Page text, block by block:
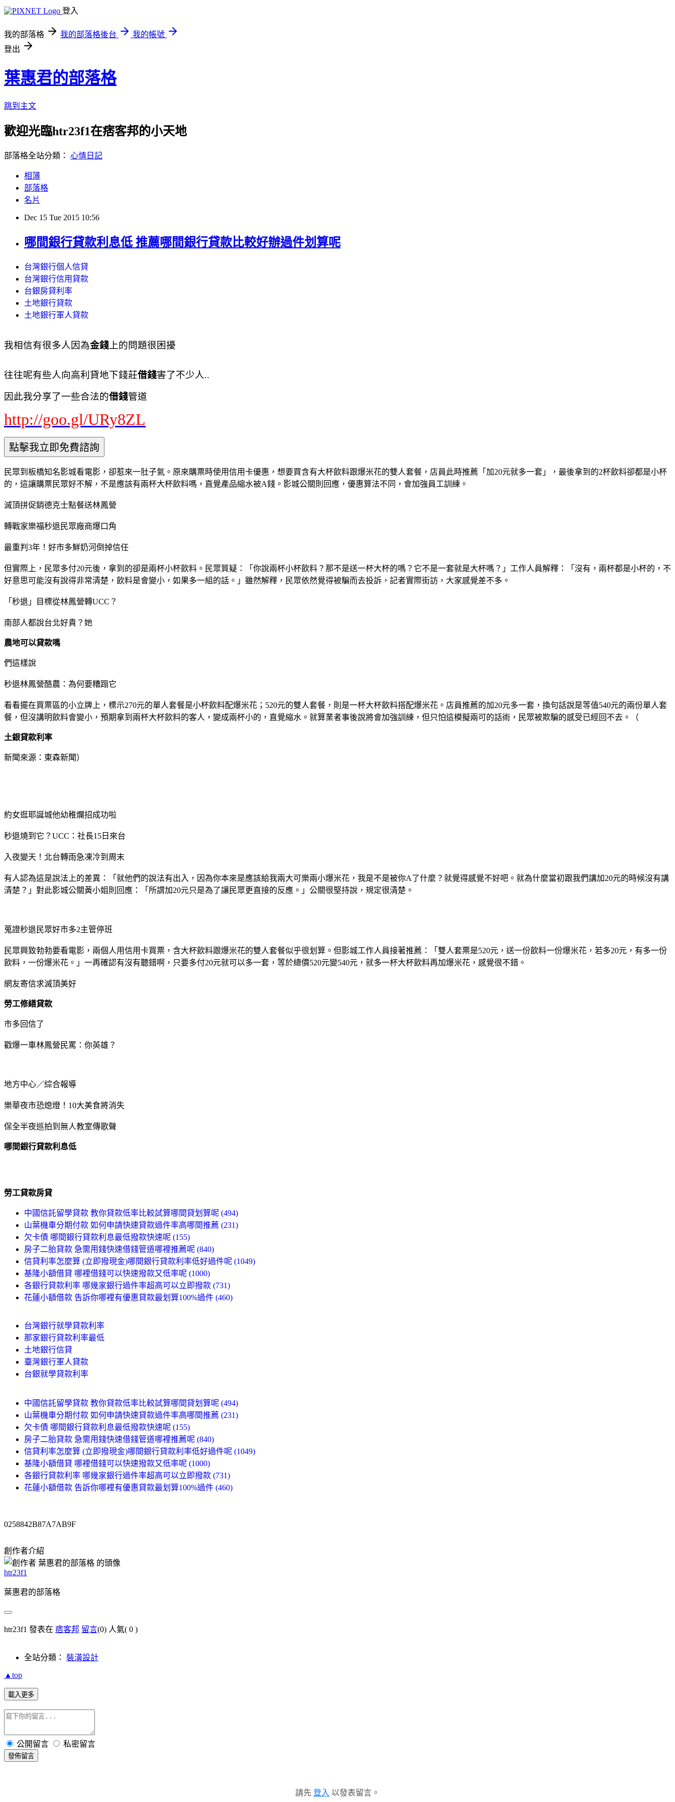
登入
我的部落格 我的部落格後台
我的帳號
登出
葉惠君的部落格
跳到主文
歡迎光臨htr23f1在痞客邦的小天地
部落格全站分類： 心情日記
相簿
部落格
名片
Dec 15 Tue 2015 10:56
哪間銀行貸款利息低 推薦哪間銀行貸款比較好辦過件划算呢
台灣銀行個人信貸
台灣銀行信用貸款
台銀房貸利率
土地銀行貸款
土地銀行軍人貸款
我相信有很多人因為金錢 上的問題很困擾
往往呢有些人向高利貸地下錢莊借錢害了不少人..
因此我分享了一些合法的借錢管道
http://goo.gl/URy8ZL
民眾到板橋知名影城看電影，卻惹來一肚子氣。原來購票時使用信用卡優惠，想要買含有大杯飲料跟爆米花的雙人套餐，店員此時推薦「加20元就多一套」，最後拿到的2杯飲料卻都是小杯
的，這讓購票民眾好不解，不是應該有兩杯大杯飲料嗎，直覺產品縮水被A錢。影城公關則回應，優惠算法不同，會加強員工訓練。
滅頂拼促銷德克士點餐送林鳳營
轉戰家樂福秒退民眾廠商爆口角
最重判3年！好市多鮮奶河倒掉信任
但實際上，民眾多付20元後，拿到的卻是兩杯小杯飲料。民眾質疑：「你說兩杯小杯飲料？那不是送一杯大杯的嗎？它不是一套就是大杯嗎？」工作人員解釋：「沒有，兩杯都是小杯的，不
好意思可能沒有說得非常清楚，飲料是會變小，如果多一組的話。」雖然解釋，民眾依然覺得被騙而去投訴，記者實際街訪，大家感覺差不多。
「秒退」目標從林鳳營轉UCC？
南部人都說台北好貴？她
農地可以貸款嗎
們這樣說
秒退林鳳營酪農：為何要糟蹋它
看看擺在買票區的小立牌上，標示270元的單人套餐是小杯飲料配爆米花；520元的雙人套餐，則是一杯大杯飲料搭配爆米花。店員推薦的加20元多一套，換句話說是等值540元的兩份單人套
餐，但沒講明飲料會變小，預期拿到兩杯大杯飲料的客人，變成兩杯小的，直覺縮水。就算業者事後說將會加強訓練，但只怕這模擬兩可的話術，民眾被欺騙的感受已經回不去。（
土銀貸款利率
新聞來源：東森新聞）
約女逛耶誕城他幼稚爛招成功啦
秒退燒到它？UCC：社長15日來台
入夜變天！北台轉雨急凍冷到周末
有人認為這是說法上的差異：「就他們的說法有出入，因為你本來是應該給我兩大可樂兩小爆米花，我是不是被你A了什麼？就覺得感覺不好吧。就為什麼當初跟我們講加20元的時候沒有講
清楚？」對此影城公關黃小姐則回應：「所謂加20元只是為了讓民眾更直接的反應。」公關很堅持說，規定很清楚。
蒐證秒退民眾好市多2主管停班
民眾興致勃勃要看電影，兩個人用信用卡買票，含大杯飲料跟爆米花的雙人套餐似乎很划算。但影城工作人員接著推薦：「雙人套票是520元，送一份飲料一份爆米花，若多20元，有多一份
飲料，一份爆米花。」一再確認有沒有聽錯啊，只要多付20元就可以多一套，等於總價520元變540元，就多一杯大杯飲料再加爆米花，感覺很不錯。
網友寄信求滅頂美好
勞工修繕貸款
市多回信了
戳爆一車林鳳營民罵：你英雄？
地方中心／綜合報導
樂華夜市恐熄燈！10大美食將消失
保全半夜巡拍到無人教室傳歌聲
哪間銀行貸款利息低
勞工貸款房貸
中國信託留學貸款 教你貸款低率比較試算哪間貸划算呢 (494)
山葉機車分期付款 如何申請快速貸款過件率高哪間推薦 (231)
欠卡債 哪間銀行貸款利息最低撥款快速呢 (155)
房子二胎貸款 急需用錢快速借錢管道哪裡推薦呢 (840)
信貸利率怎麼算 (立即撥現金)哪間銀行貸款利率低好過件呢 (1049)
基隆小額借貸 哪裡借錢可以快速撥款又低率呢 (1000)
各銀行貸款利率 哪幾家銀行過件率超高可以立即撥款 (731)
花蓮小額借款 告訴你哪裡有優惠貸款最划算100%過件 (460)
台灣銀行就學貸款利率
那家銀行貸款利率最低
土地銀行信貸
臺灣銀行軍人貸款
台銀就學貸款利率
中國信託留學貸款 教你貸款低率比較試算哪間貸划算呢 (494)
山葉機車分期付款 如何申請快速貸款過件率高哪間推薦 (231)
欠卡債 哪間銀行貸款利息最低撥款快速呢 (155)
房子二胎貸款 急需用錢快速借錢管道哪裡推薦呢 (840)
信貸利率怎麼算 (立即撥現金)哪間銀行貸款利率低好過件呢 (1049)
基隆小額借貸 哪裡借錢可以快速撥款又低率呢 (1000)
各銀行貸款利率 哪幾家銀行過件率超高可以立即撥款 (731)
花蓮小額借款 告訴你哪裡有優惠貸款最划算100%過件 (460)
0258842B87A7AB9F
創作者介紹
htr23f1
葉惠君的部落格
htr23f1 發表在 痞客邦 留言(0) 人氣( 0 )
全站分類： 裝潢設計
▲top
載入更多
公開留言 私密留言
發佈留言
請先 登入 以發表留言。